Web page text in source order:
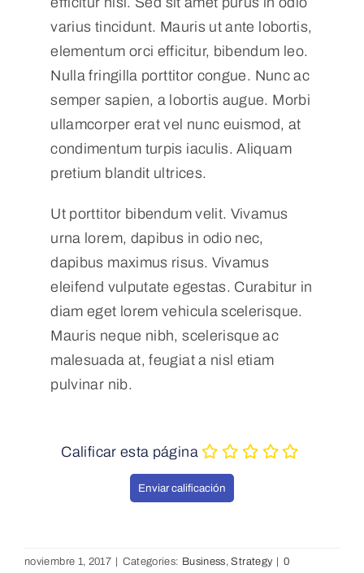
varius tincidunt. Mauris ut ante lobortis,
elementum orci efficitur, bibendum leo.
Nulla fringilla porttitor congue. Nunc ac
semper sapien, a lobortis augue. Morbi
ullamcorper erat vel nunc euismod, at
condimentum turpis iaculis. Aliquam
pretium blandit ultrices.
Ut porttitor bibendum velit. Vivamus
urna lorem, dapibus in odio nec,
dapibus maximus risus. Vivamus
eleifend vulputate egestas. Curabitur in
diam eget lorem vehicula scelerisque.
Mauris neque nibh, scelerisque ac
malesuada at, feugiat a nisl etiam
pulvinar nib.
Calificar esta página
noviembre 1, 2017 Categories: Business,Strategy
0